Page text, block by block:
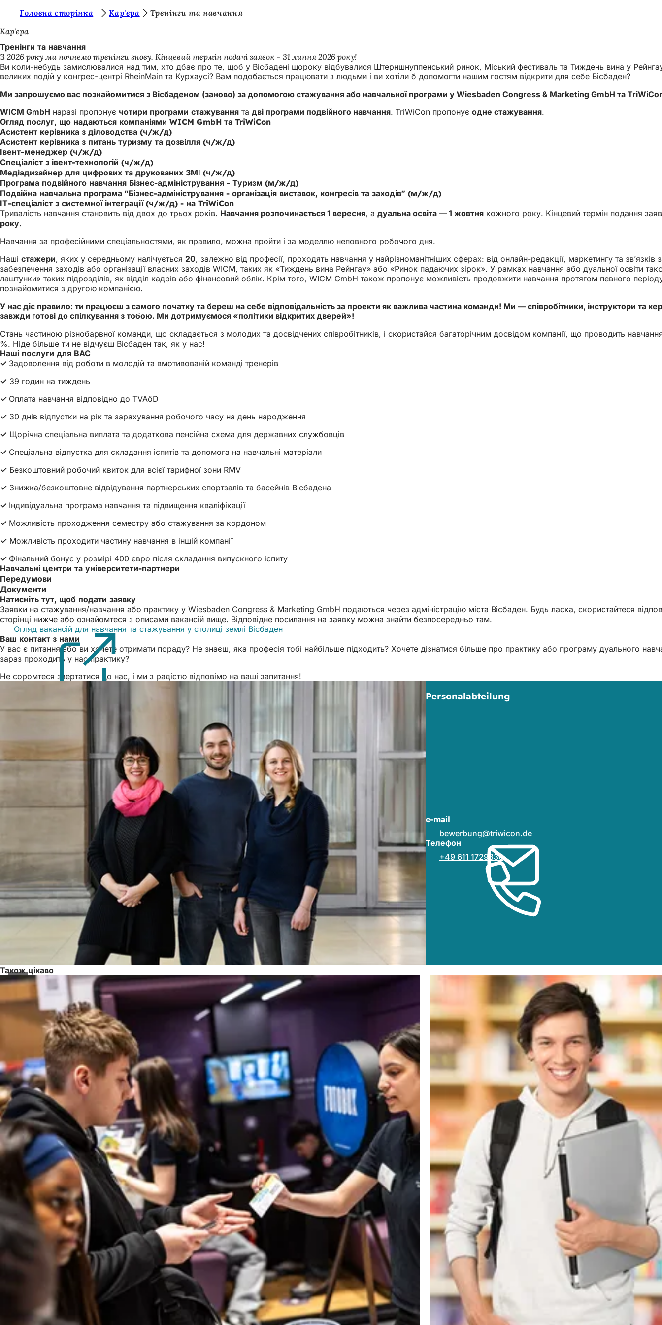
Перейти до змісту
и
т
у
т
:
Головна сторінка Кар'єра
Тренінги та навчання
Кар'єра
Тренінги та навчання
З 2026 року ми почнемо тренінги знову. Кінцевий термін подачі заявок - 31 липня 2026 року!
Ви коли-небудь замислювалися над тим, хто дбає про те, щоб у Вісбадені щороку відбувалися Штерншнуппенський ринок, Міський фестиваль та Тиждень вина у
великих подій у конгрес-центрі RheinMain та Курхаусі? Вам подобається працювати з людьми і ви хотіли б допомогти нашим гостям відкрити для себе Вісбаден?
Ми запрошуємо вас познайомитися з Вісбаденом (заново) за допомогою стажування або навчальної програми у Wiesbaden Congress & Marketing GmbH та
WICM GmbH наразі пропонує чотири програми стажування та дві програми подвійного навчання. TriWiCon пропонує одне стажування.
Огляд послуг, що надаються компаніями WICM GmbH та TriWiCon
Асистент керівника з діловодства (ч/ж/д)
Асистент керівника з питань туризму та дозвілля (ч/ж/д)
Івент-менеджер (ч/ж/д)
Спеціаліст з івент-технологій (ч/ж/д)
Медіадизайнер для цифрових та друкованих ЗМІ (ч/ж/д)
Програма подвійного навчання Бізнес-адміністрування - Туризм (м/ж/д)
Подвійна навчальна програма "Бізнес-адміністрування - організація виставок, конгресів та заходів" (м/ж/д)
ІТ-спеціаліст з системної інтеграції (ч/ж/д) - на TriWiCon
Тривалість навчання становить від двох до трьох років. Навчання розпочинається 1 вересня, а дуальна освіта — 1 жовтня кожного року. Кінцевий термін подання
року.
Навчання за професійними спеціальностями, як правило, можна пройти і за моделлю неповного робочого дня.
Наші стажери, яких у середньому налічується 20, залежно від професії, проходять навчання у найрізноманітніших сферах: від онлайн-редакції, маркетингу та
забезпечення заходів або організації власних заходів WICM, таких як «Тиждень вина Рейнгау» або «Ринок падаючих зірок». У рамках навчання або дуальної освіти
лаштунки» таких підрозділів, як відділ кадрів або фінансовий облік. Крім того, WICM GmbH також пропонує можливість продовжити навчання протягом певного
познайомитися з другою компанією.
У нас діє правило: ти працюєш з самого початку та береш на себе відповідальність за проекти як важлива частина команди! Ми — співробітники, інструктори та
завжди готові до спілкування з тобою. Ми дотримуємося «політики відкритих дверей»!
Стань частиною різнобарвної команди, що складається з молодих та досвідчених співробітників, і скористайся багаторічним досвідом компанії, що проводить
%. Ніде більше ти не відчуєш Вісбаден так, як у нас!
Наші послуги для ВАС
✓ Задоволення від роботи в молодій та вмотивованій команді тренерів
✓ 39 годин на тиждень
✓ Оплата навчання відповідно до TVAöD
✓ 30 днів відпустки на рік та зарахування робочого часу на день народження
✓ Щорічна спеціальна виплата та додаткова пенсійна схема для державних службовців
✓ Спеціальна відпустка для складання іспитів та допомога на навчальні матеріали
✓ Безкоштовний робочий квиток для всієї тарифної зони RMV
✓ Знижка/безкоштовне відвідування партнерських спортзалів та басейнів Вісбадена
✓ Індивідуальна програма навчання та підвищення кваліфікації
✓ Можливість проходження семестру або стажування за кордоном
✓ Можливість проходити частину навчання в іншій компанії
✓ Фінальний бонус у розмірі 400 євро після складання випускного іспиту
Навчальні центри та університети-партнери
Передумови
Документи
Натисніть тут, щоб подати заявку
Заявки на стажування/навчання або практику у Wiesbaden Congress & Marketing GmbH подаються через адміністрацію міста Вісбаден. Будь ласка, скористайтеся
сторінці нижче або ознайомтеся з описами вакансій вище. Відповідне посилання на заявку можна знайти безпосередньо там.
Огляд вакансій для навчання та стажування у столиці землі Вісбаден
новій
Ваш контакт з нами
У вас є питання або ви хочете отримати пораду? Не знаєш, яка професія тобі найбільше підходить? Хочете дізнатися більше про практику або програму дуального
зараз проходить у нас практику?
Не соромтеся звертатися до нас, і ми з радістю відповімо на ваші запитання!
Personalabteilung
e-mail
bewerbung
triwicon de
Телефон
+49 611 1729336
Також цікаво